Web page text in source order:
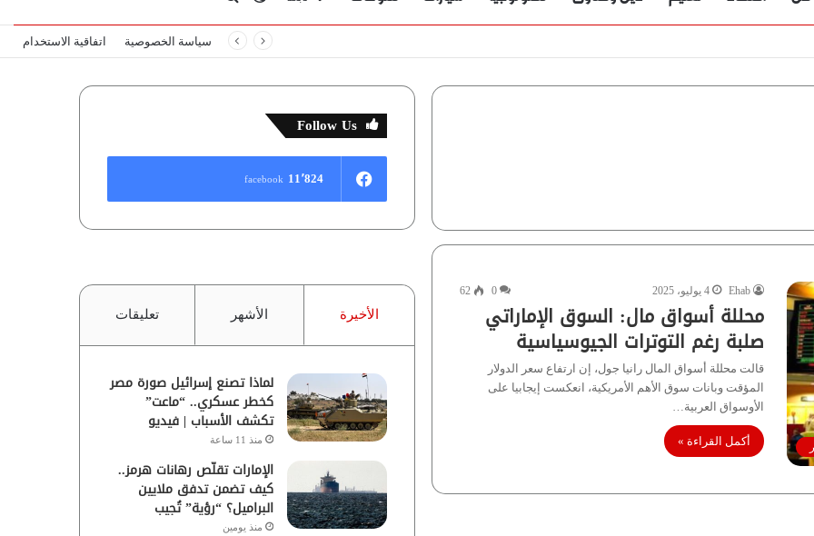
عنالمظلم
سياسة الخصوصية اتفاقية الاستخدام
Ehab 4 يوليو، 2025 0
62
محللة أسواق مال: السوق الإماراتي
صلبة رغم التوترات الجيوسياسية
قالت محللة أسواق المال رانيا جول، إن ارتفاع سعر الدولار
المؤقت وبانات سوق الأهم الأمريكية، انعكست إيجابيا على
الأوسواق العربية…
أكمل القراءة »
Follow Us
11٬824 facebook
الأخيرة الأشهر تعليقات
لماذا تصنع إسرائيل صورة مصر
كخطر عسكري.. “ماعت”
تكشف الأسباب | فيديو
منذ 11 ساعة
الإمارات تقلّص رهانات هرمز..
كيف تضمن تدفق ملايين
البراميل؟ “رؤية” تُجيب
منذ يومين